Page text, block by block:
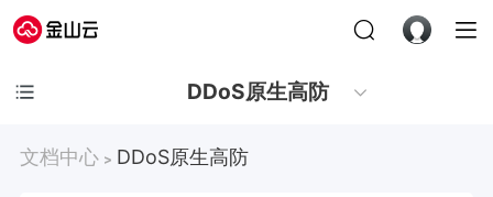
DDoS原生高防
文档中心 > DDoS原生高防